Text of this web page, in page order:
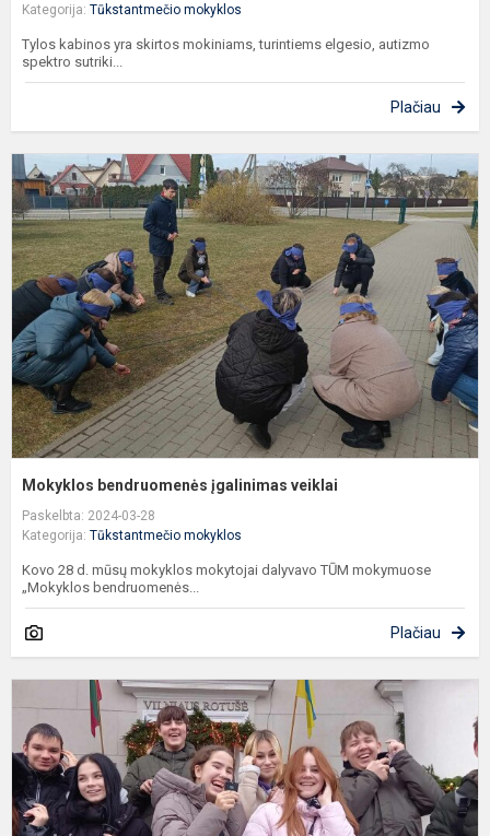
Kategorija: Tūkstantmečio mokyklos
Tylos kabinos yra skirtos mokiniams, turintiems elgesio, autizmo
spektro sutriki...
Plačiau
Mokyklos bendruomenės įgalinimas veiklai
Paskelbta: 2024-03-28
Kategorija: Tūkstantmečio mokyklos
Kovo 28 d. mūsų mokyklos mokytojai dalyvavo TŪM mokymuose
„Mokyklos bendruomenės...
Plačiau